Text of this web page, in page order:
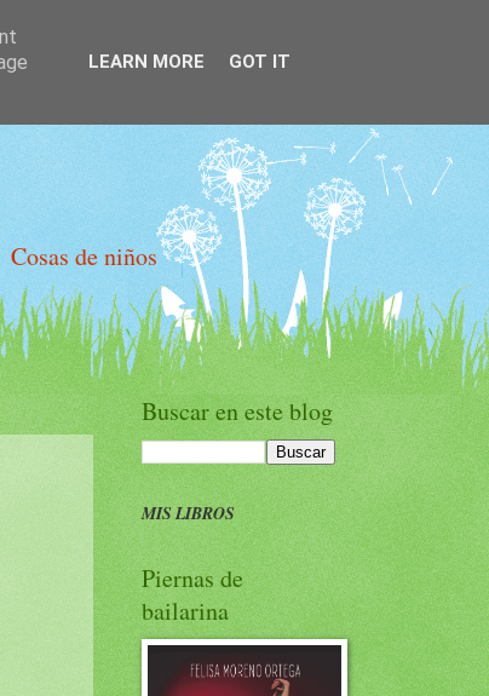
Cosas de niños
Buscar en este blog
MIS LIBROS
Piernas de
bailarina
LEARN MORE GOT IT